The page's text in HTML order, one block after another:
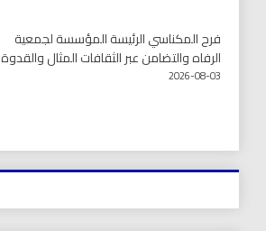
فرح المكناسي الرئيسة المؤسسة لجمعية
الرفاه والتضامن عبر الثقافات المثال والقدوة
2026-08-03